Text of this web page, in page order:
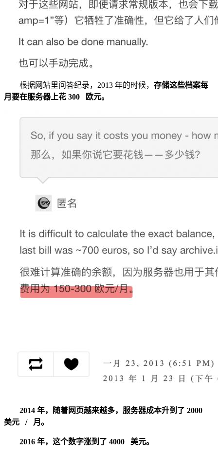
根据网站里问答纪录，2013 年的时候， 存储这些档案每
月要在服务器上花 300 欧元。
2014 年，随着网页越来越多，服务器成本升到了 2000
美元 / 月。
2016 年，这个数字涨到了 4000 美元。